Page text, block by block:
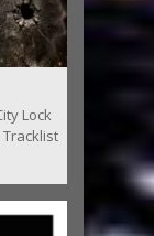
Lock
Tracklist